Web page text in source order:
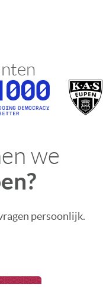
we
persoonlijk.